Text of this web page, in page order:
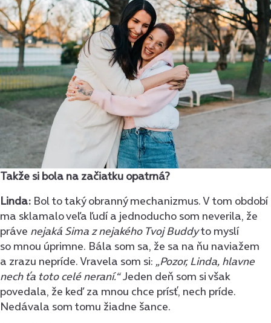
Takže si bola na začiatku opatrná?
Linda: Bol to taký obranný mechanizmus. V tom období
ma sklamalo veľa ľudí a jednoducho som neverila, že
práve nejaká Sima z nejakého Tvoj Buddyto myslí
so mnou úprimne. Bála som sa, že sa na ňu naviažem
a zrazu nepríde. Vravela som si: „Pozor, Linda, hlavne
nech ťa toto celé neraní.“Jeden deň som si však
povedala, že keď za mnou chce prísť, nech príde.
Nedávala som tomu žiadne šance.